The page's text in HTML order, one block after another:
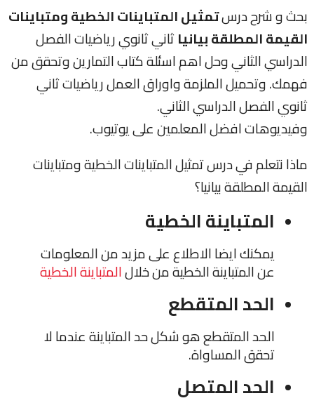
بحث و شرح درستمثيل المتباينات الخطية ومتباينات
القيمة المطلقة بيانياثاني ثانوي رياضيات الفصل
الدراسي الثاني وحل اهم اسئلة كتاب التمارين وتحقق من
فهمك. وتحميل الملزمة واوراق العمل رياضيات ثاني
ثانوي الفصل الدراسي الثاني.
وفيديوهات افضل المعلمين على يوتيوب.
ماذا نتعلم في درس تمثيل المتباينات الخطية ومتباينات
القيمة المطلقة بيانيا؟
المتباينة الخطية
يمكنك ايضا الاطلاع على مزيد من المعلومات
عن المتباينة الخطية من خلالالمتباينة الخطية
الحد المتقطع
الحد المتقطع هو شكل حد المتباينة عندما لا
تحقق المساواة.
الحد المتصل